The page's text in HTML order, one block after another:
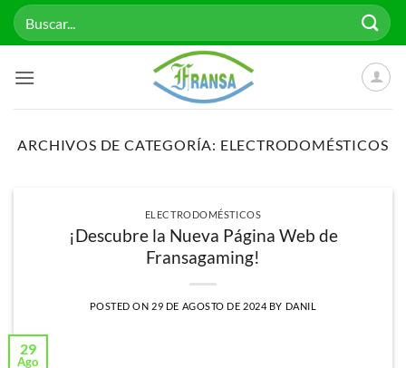
Saltar
Buscar
por:
ARCHIVOS DE CATEGORÍA: ELECTRODOMÉSTICOS
ELECTRODOMÉSTICOS
¡Descubre la Nueva Página Web de
Fransagaming!
POSTED ON 29 DE AGOSTO DE 2024 BY DANIL
29
Ago